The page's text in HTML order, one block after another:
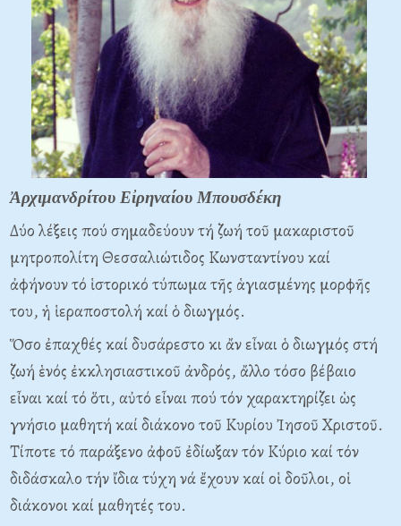
Ἀρχιμανδρίτου Εἰρηναίου Μπουσδέκη
Δύο λέξεις πού σημαδεύουν τή ζωή τοῦ μακαριστοῦ
μητροπολίτη Θεσσαλιώτιδος Κωνσταντίνου καί
ἀφήνουν τό ἱστορικό τύπωμα τῆς ἁγιασμένης μορφῆς
του, ἡ ἱεραποστολή καί ὁ διωγμός.
Ὅσο ἐπαχθές καί δυσάρεστο κι ἄν εἶναι ὁ διωγμός στή
ζωή ἑνός ἐκκλησιαστικοῦ ἀνδρός, ἄλλο τόσο βέβαιο
εἶναι καί τό ὅτι, αὐτό εἶναι πού τόν χαρακτηρίζει ὡς
γνήσιο μαθητή καί διάκονο τοῦ Κυρίου Ἰησοῦ Χριστοῦ.
Τίποτε τό παράξενο ἀφοῦ ἐδίωξαν τόν Κύριο καί τόν
διδάσκαλο τήν ἴδια τύχη νά ἔχουν καί οἱ δοῦλοι, οἱ
διάκονοι καί μαθητές του.